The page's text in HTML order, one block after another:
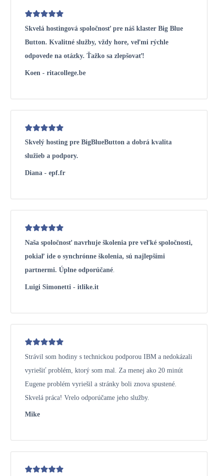
Skvelá hostingová spoločnosť pre náš klaster Big Blue
Button. Kvalitné služby, vždy hore, veľmi rýchle
odpovede na otázky. Ťažko sa zlepšovať!
Koen - ritacollege.be
Skvelý hosting pre BigBlueButton a dobrá kvalita
služieb a podpory.
Diana - epf.fr
Naša spoločnosť navrhuje školenia pre veľké spoločnosti,
pokiaľ ide o synchrónne školenia, sú najlepšími
partnermi. Úplne odporúčané
Luigi Simonetti - itlike.it
Strávil som hodiny s technickou podporou IBM a nedokázali
vyriešiť problém, ktorý som mal. Za menej ako 20 minút
Eugene problém vyriešil a stránky boli znova spustené.
Skvelá práca! Vrelo odporúčame jeho služby.
Mike